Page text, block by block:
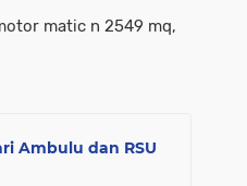
matic n 2549 mq,
Ambulu dan RSU